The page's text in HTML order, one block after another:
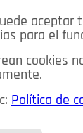
MIS ANUNCIOS
aceptar
para el
cookies
Política de